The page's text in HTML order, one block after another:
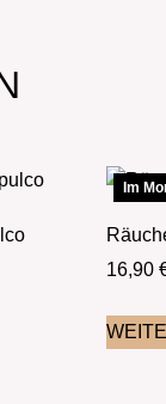
Im
16,90